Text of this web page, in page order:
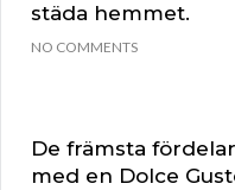
städa hemmet.
NO COMMENTS
De främsta
med en Dolce